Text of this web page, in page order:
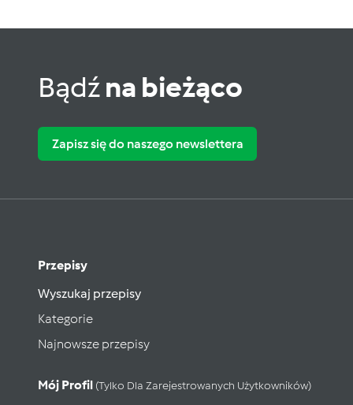
Bądźna bieżąco
Zapisz się do naszego newslettera
Przepisy
Wyszukaj przepisy
Kategorie
Najnowsze przepisy
Mój Profil (tylko Dla Zarejestrowanych Użytkowników)